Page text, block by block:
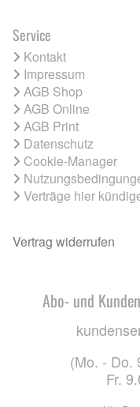
Service
Kontakt
Impressum
AGB Shop
AGB Online
AGB Print
Datenschutz
Cookie-Manager
Verträge hier
Vertrag widerrufen
Abo- und
(Mo. - Do.
Fr.